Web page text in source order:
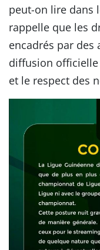
peut-on lire dans
rappelle que les
encadrés par des
diffusion
et le respect des